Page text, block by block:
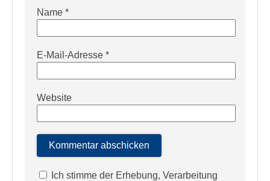
Name *
E-Mail-Adresse *
Website
Ich stimme der Erhebung, Verarbeitung